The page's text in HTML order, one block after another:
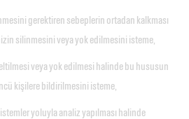
gerektiren sebeplerin ortadan kalkması
silinmesini veya yok edilmesini isteme,
veya yok edilmesi halinde bu hususun
kişilere bildirilmesini isteme,
yoluyla analiz yapılması halinde